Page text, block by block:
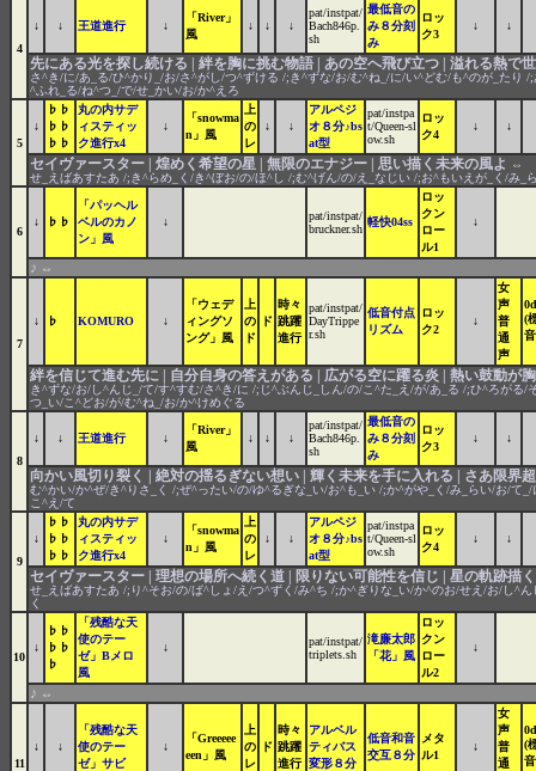
4
↓ ↓ 王道進行 ↓
「River」
風
↓ ↓ ↓
pat/instpat/
Bach846p.
sh
最低音の
み８分刻
み
ロッ
ク3
↓ ↓
先にある光を探し続ける | 絆を胸に挑む物語 | あの空へ飛び立つ | 溢れる熱で
さ^き/に/あ_る/ひ^かり_/お/さ^がし/つ^ずける /;き^ずな/お/む^ね_/に/い^どむ/も^のが_たり /
^ふれ_る/ね^つ_/で/せ_かい/お/か^えろ
5
↓
♭♭
♭♭
♭♭
丸の内サデ
ィスティッ
ク進行x4
↓
「snowma
n」風
上
の
レ
↓ ↓
アルペジ
オ８分♪bs
at型
pat/instpa
t/Queen-sl
ow.sh
ロッ
ク4
↓ ↓
セイヴァースター | 煌めく希望の星 | 無限のエナジー | 思い描く未来の風よ
⇔
せ_えばあすたあ /;き^らめ_く/き^ぼお/の/ほ^し /;む^げん/の/え_なじい /;お^もいえが_く/み_
6
↓ ♭♭
「パッヘル
ベルのカノ
ン」風
↓
pat/instpat/
bruckner.sh
軽快04ss
ロッ
クン
ロー
ル1
↓
♪ ⇔
7
↓ ♭ KOMURO ↓
「ウェデ
ィングソ
ング」風
上
の
ド
ド
時々
跳躍
進行
pat/instpat/
DayTrippe
r.sh
低音付点
リズム
ロッ
ク2
↓
女
声
普
通
声
(
絆を信じて進む先に | 自分自身の答えがある | 広がる空に躍る炎 | 熱い鼓動が
き^ずな/お/し^んじ_/て/す^すむ/さ^き/に /;じ^ぶんじ_しん/の/こ^た_え/が/あ_る /;ひ^ろがる/
つ_い/こ^どお/が/む^ね_/お/か^けめぐる
8
↓ ↓ 王道進行 ↓
「River」
風
↓ ↓ ↓
pat/instpat/
Bach846p.
sh
最低音の
み８分刻
み
ロッ
ク3
↓ ↓
向かい風切り裂く | 絶対の揺るぎない想い | 輝く未来を手に入れる | さあ限界
む^かい/か^ぜ/き^りさ_く /;ぜ^ったい/の/ゆ^るぎな_い/お^も_い /;か^がや_く/み_らい/お/て
こ^え/て
9
↓
♭♭
♭♭
♭♭
丸の内サデ
ィスティッ
ク進行x4
↓
「snowma
n」風
上
の
レ
↓ ↓
アルペジ
オ８分♪bs
at型
pat/instpa
t/Queen-sl
ow.sh
ロッ
ク4
↓ ↓
セイヴァースター | 理想の場所へ続く道 | 限りない可能性を信じ | 星の軌跡描く
せ_えばあすたあ /;り^そお/の/ば^しょ/え/つ^ずく/み^ち /;か^ぎりな_い/か^のお/せえ/お/し^
く
10
↓
♭♭
♭♭
♭
「残酷な天
使のテー
ゼ」Bメロ
風
↓
pat/instpat/
triplets.sh
滝廉太郎
「花」風
ロッ
クン
ロー
ル2
↓
♪ ⇔
11
↓ ↓
「残酷な天
使のテー
ゼ」サビ
↓
「Greeeee
een」風
上
の
レ
ド
時々
跳躍
進行
アルベル
ティバス
変形８分
低音和音
交互８分
メタ
ル1
↓
女
声
普
通
(